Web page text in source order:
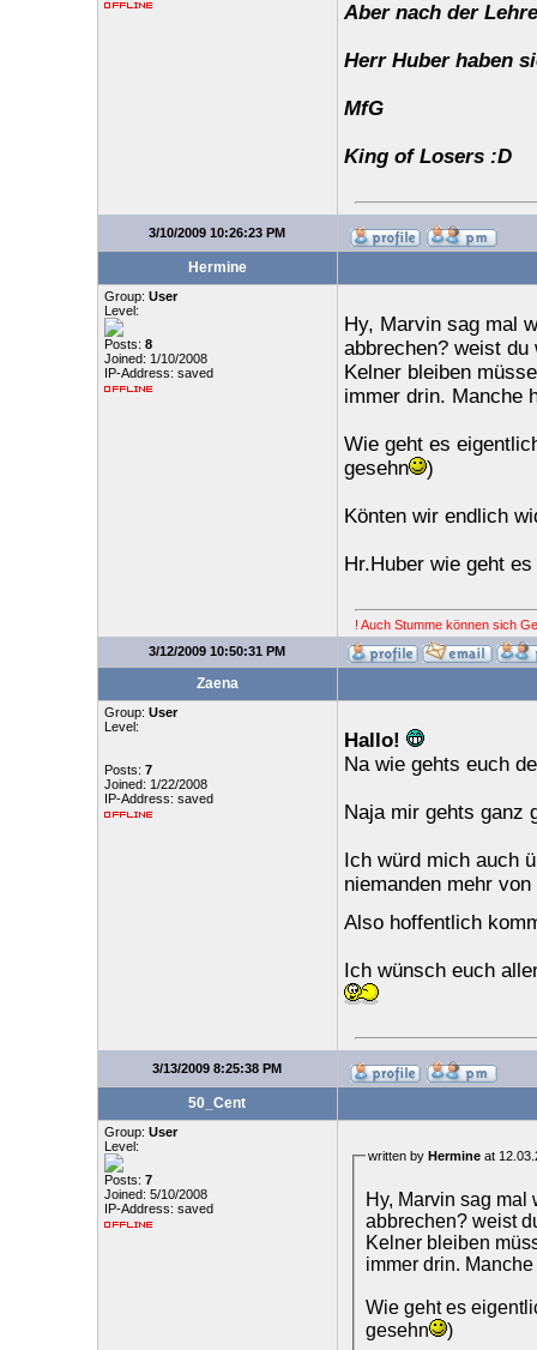
Aber nach der
Herr Huber haben
MfG
King of Losers :D
3/10/2009 10:26:23 PM
Hermine
Group: User
Level:
Posts: 8
Joined: 1/10/2008
IP-Address: saved
Hy, Marvin sag mal
abbrechen? weist
Kelner bleiben
immer drin. Manche
Wie geht es
gesehn
)
Könten wir endlich
Hr.Huber wie geht
! Auch Stumme können sich
3/12/2009 10:50:31 PM
Zaena
Group: User
Level:
Posts: 7
Joined: 1/22/2008
IP-Address: saved
Hallo!
Na wie gehts euch
Naja mir gehts ganz
Ich würd mich auch
niemanden mehr
Also hoffentlich
Ich wünsch euch
3/13/2009 8:25:38 PM
50_Cent
Group: User
Level:
Posts: 7
Joined: 5/10/2008
IP-Address: saved
written by Hermineat
Hy, Marvin sag
abbrechen? weist
Kelner bleiben
immer drin.
Wie geht es
gesehn
)